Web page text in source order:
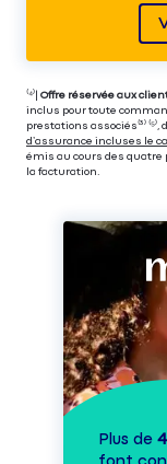
⁽⁴⁾| Offre réservée aux
inclus pour toute
prestations associés⁽³⁾
d’assurance incluses le
émis au cours des quatre
la facturation.
Plus de